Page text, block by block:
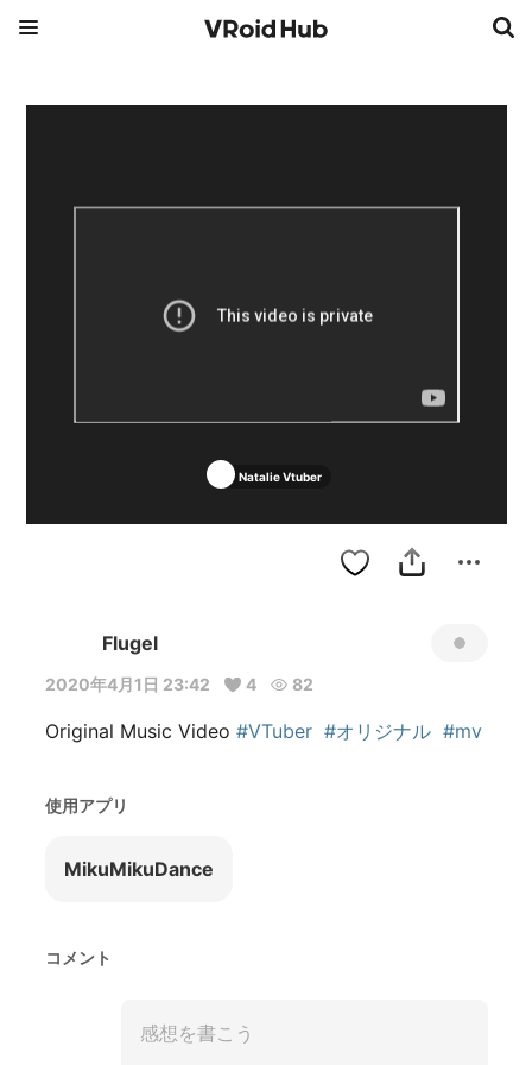
Natalie Vtuber
Flugel
2020年4月1日 23:42 4 82
Original Music Video #VTuber #オリジナル #mv
使用アプリ
MikuMikuDance
コメント